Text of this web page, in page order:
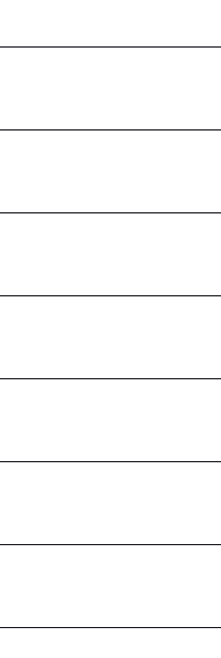
Județul
Томская
Al Madinah
Northern
Košický kraj
Ljubljana
Војводина
Тенеси
місто Київ